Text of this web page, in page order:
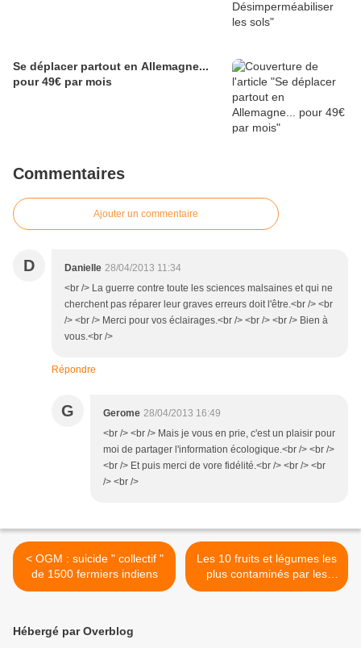
Se déplacer partout en Allemagne...
pour 49€ par mois
Commentaires
Ajouter un commentaire
D Danielle 28/04/2013 11:34
<br /> La guerre contre toute les sciences malsaines et qui ne
cherchent pas réparer leur graves erreurs doit l'être.<br /> <br
/> <br /> Merci pour vos éclairages.<br /> <br /> <br /> Bien à
vous.<br />
Répondre
G Gerome 28/04/2013 16:49
<br /> <br /> Mais je vous en prie, c'est un plaisir pour
moi de partager l'information écologique.<br /> <br />
<br /> Et puis merci de vore fidélité.<br /> <br /> <br
/> <br />
< OGM : suicide " collectif "
de 1500 fermiers indiens
Les 10 fruits et légumes les
plus contaminés par les
pesticides >
Hébergé par Overblog